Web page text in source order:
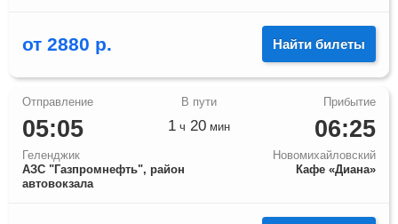
от 2880 р. Найти билеты
05:05
Геленджик
АЗС "Газпромнефть", район
автовокзала
06:25
Новомихайловский
Кафе «Диана»
1 ч 20 мин